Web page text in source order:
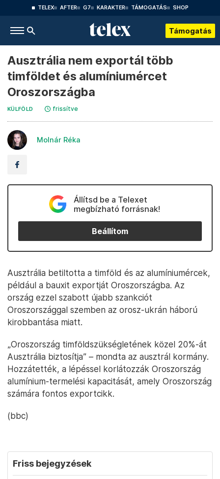
TELEX AFTER G7 KARAKTER TÁMOGATÁS SHOP
Támogatás
Ausztrália nem exportál több
timföldet és alumíniumércet
Oroszországba
KÜLFÖLD frissítve
Molnár Réka
Állítsd be a Telexet
megbízható forrásnak!
Beállítom
Ausztrália betiltotta a timföld és az alumíniumércek,
például a bauxit exportját Oroszországba. Az
ország ezzel szabott újabb szankciót
Oroszországgal szemben az orosz-ukrán háború
kirobbantása miatt.
„Oroszország timföldszükségletének közel 20%-át
Ausztrália biztosítja” – mondta az ausztrál kormány.
Hozzátették, a lépéssel korlátozzák Oroszország
alumínium-termelési kapacitását, amely Oroszország
számára fontos exportcikk.
(bbc)
Friss bejegyzések